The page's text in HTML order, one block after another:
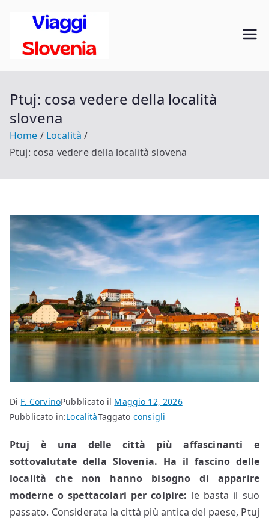
contenuto
Ptuj: cosa vedere della località
slovena
Home
Località
Ptuj: cosa vedere della località slovena
Di F. CorvinoPubblicato il Maggio 12, 2026
Pubblicato in:LocalitàTaggato consigli
Ptuj è una delle città più affascinanti e
sottovalutate della Slovenia. Ha il fascino delle
località che non hanno bisogno di apparire
moderne o spettacolari per colpire: le basta il suo
passato. Considerata la città più antica del paese, Ptuj